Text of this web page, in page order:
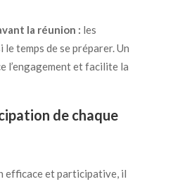
la réunion : les
temps de se préparer. Un
l’engagement et facilite la
de chaque
efficace et participative, il